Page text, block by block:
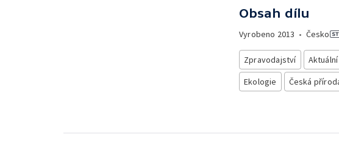
Obsah dílu
Vyrobeno 2013 • Česko
Zpravodajství
Ekologie
Česká